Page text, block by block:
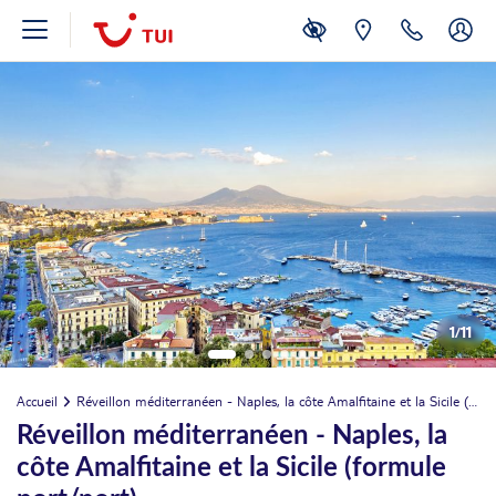
1/11
Accueil Réveillon méditerranéen - Naples, la côte Amalfitaine et la Sicile (formule port/port)
Réveillon méditerranéen - Naples, la
côte Amalfitaine et la Sicile (formule